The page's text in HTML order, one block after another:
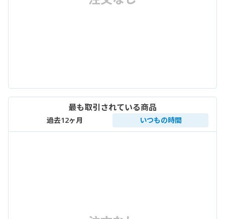
最も取引されている商品
過去12ヶ月 いつもの時間